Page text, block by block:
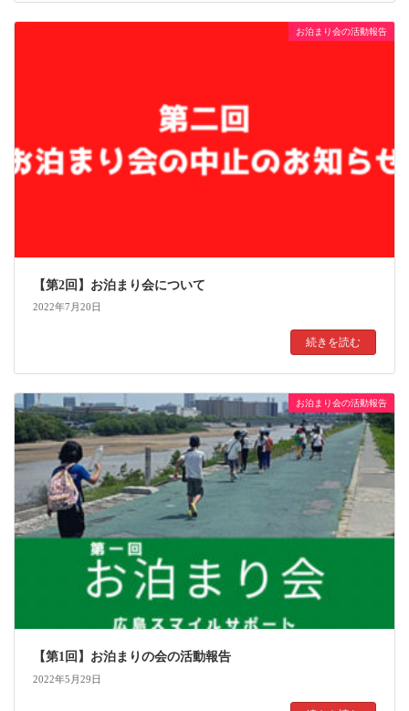
お泊まり会の活動報告
【第2回】お泊まり会について
2022年7月20日
続きを読む
お泊まり会の活動報告
【第1回】お泊まりの会の活動報告
2022年5月29日